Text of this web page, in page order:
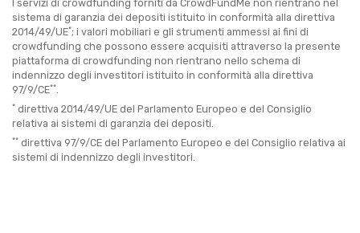
I servizi di crowdfunding forniti da CrowdFundMe non rientrano nel
sistema di garanzia dei depositi istituito in conformità alla direttiva
2014/49/UE*; i valori mobiliari e gli strumenti ammessi ai fini di
crowdfunding che possono essere acquisiti attraverso la presente
piattaforma di crowdfunding non rientrano nello schema di
indennizzo degli investitori istituito in conformità alla direttiva
97/9/CE**.
* direttiva 2014/49/UE del Parlamento Europeo e del Consiglio
relativa ai sistemi di garanzia dei depositi.
** direttiva 97/9/CE del Parlamento Europeo e del Consiglio relativa ai
sistemi di indennizzo degli investitori.